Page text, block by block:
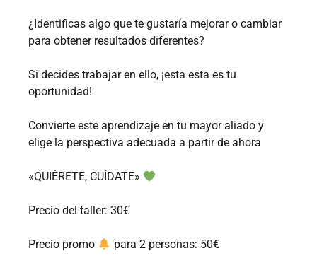
¿Identificas algo que te gustaría mejorar o cambiar
para obtener resultados diferentes?
Si decides trabajar en ello, ¡esta esta es tu
oportunidad!
Convierte este aprendizaje en tu mayor aliado y
elige la perspectiva adecuada a partir de ahora
«QUIÉRETE, CUÍDATE»
Precio del taller: 30€
Precio promo para 2 personas: 50€